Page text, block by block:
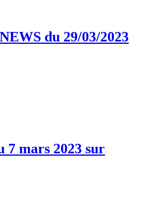
du 29/03/2023
mars 2023 sur